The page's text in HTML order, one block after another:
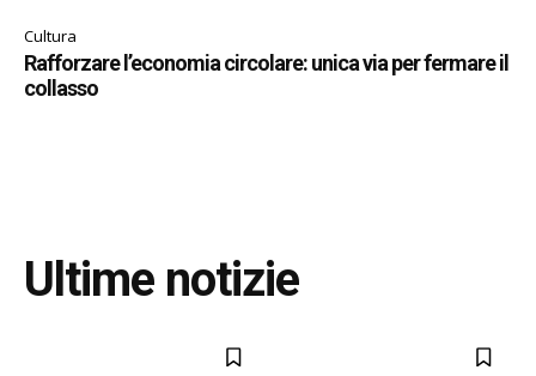
Cultura
Rafforzare l’economia circolare: unica via per fermare il
collasso
Ultime notizie